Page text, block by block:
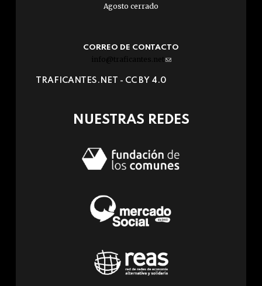
Agosto cerrado
CORREO DE CONTACTO
info@traficantes.net (link
e-
TRAFICANTES.NET - CC BY 4.0
NUESTRAS REDES